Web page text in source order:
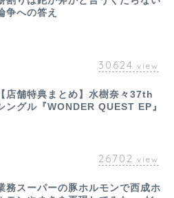
争への答え
30624 view
【店舗特典まとめ】水樹奈々37th
ングル『WONDER QUEST EP』
26702 view
務スーパーの豚ホルモンで西成ホ